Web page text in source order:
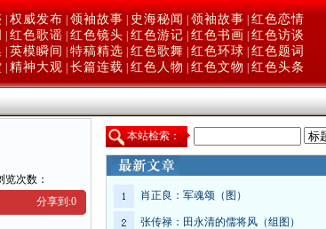
权威发布 领袖故事 史海秘闻 领袖故事 红色恋情
红色歌谣 红色镜头 红色游记 红色书画
红色访谈
英模瞬间 特稿精选 红色歌舞 红色环球 红色题词
精神大观 长篇连载 红色人物 红色文物 红色头条
览次数：
分享到:0
本站检索：
肖正良：军魂颂（图）
张传禄：田永清的儒将风（组图）